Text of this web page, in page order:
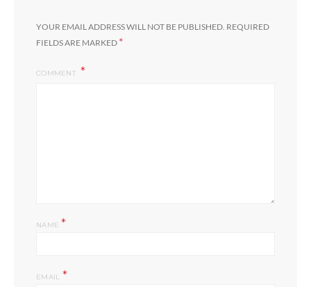
YOUR EMAIL ADDRESS WILL NOT BE PUBLISHED. REQUIRED
FIELDS ARE MARKED *
COMMENT
NAME*
EMAIL *